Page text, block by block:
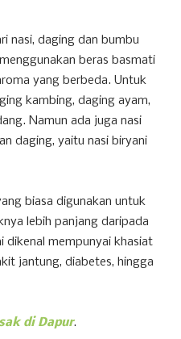
nasi, daging dan bumbu
beras basmati
yang berbeda. Untuk
kambing, daging ayam,
Namun ada juga nasi
daging, yaitu nasi biryani
biasa digunakan untuk
lebih panjang daripada
dikenal mempunyai khasiat
jantung, diabetes, hingga
di Dapur.